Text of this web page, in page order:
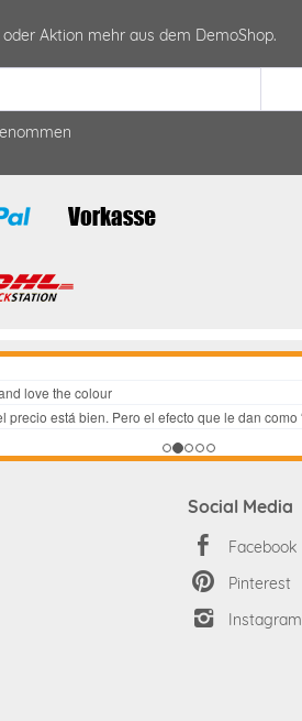
Aktion mehr aus dem DemoShop.
Social Media
Facebook
Pinterest
Instagram